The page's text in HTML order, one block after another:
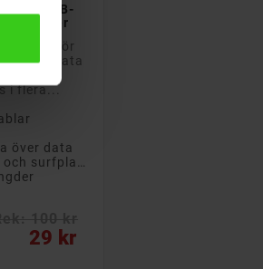
MicroUSB-
längder
kabel för
över data
i flera...
över data
29 kr